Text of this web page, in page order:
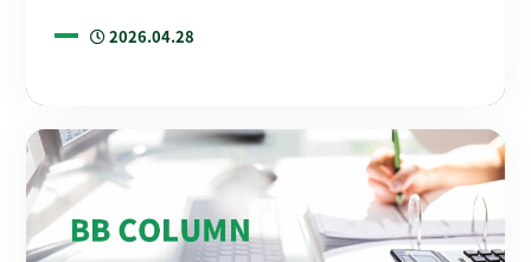
2026.04.28